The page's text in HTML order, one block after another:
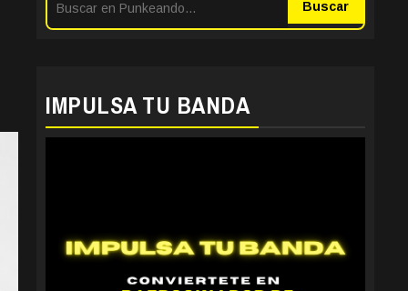
Buscar
IMPULSA TU BANDA